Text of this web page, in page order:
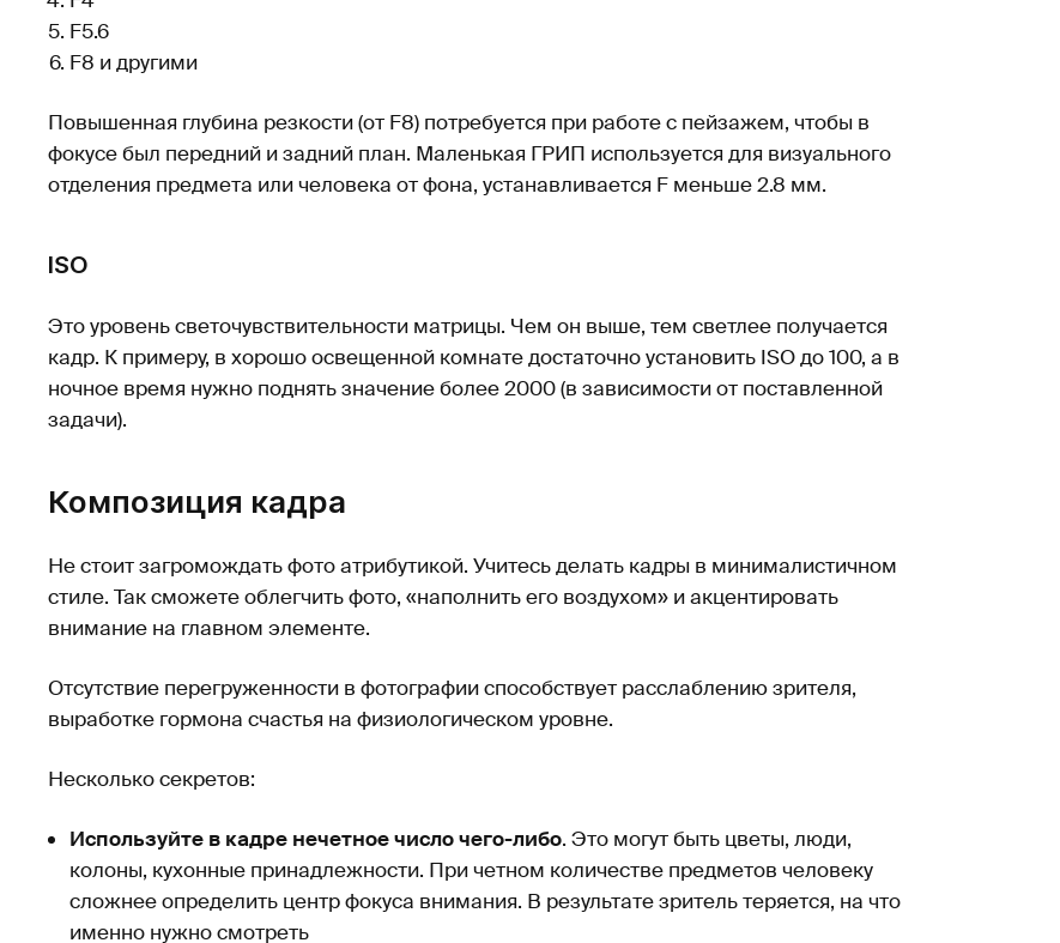
F5.6
F8 и другими
Повышенная глубина резкости (от F8) потребуется при работе с пейзажем, чтобы в
фокусе был передний и задний план. Маленькая ГРИП используется для визуального
отделения предмета или человека от фона, устанавливается F меньше 2.8 мм.
ISO
Это уровень светочувствительности матрицы. Чем он выше, тем светлее получается
кадр. К примеру, в хорошо освещенной комнате достаточно установить ISO до 100, а в
ночное время нужно поднять значение более 2000 (в зависимости от поставленной
задачи).
Композиция кадра
Не стоит загромождать фото атрибутикой. Учитесь делать кадры в минималистичном
стиле. Так сможете облегчить фото, «наполнить его воздухом» и акцентировать
внимание на главном элементе.
Отсутствие перегруженности в фотографии способствует расслаблению зрителя,
выработке гормона счастья на физиологическом уровне.
Несколько секретов:
Используйте в кадре нечетное число чего-либо. Это могут быть цветы, люди,
колоны, кухонные принадлежности. При четном количестве предметов человеку
сложнее определить центр фокуса внимания. В результате зритель теряется, на что
именно нужно смотреть